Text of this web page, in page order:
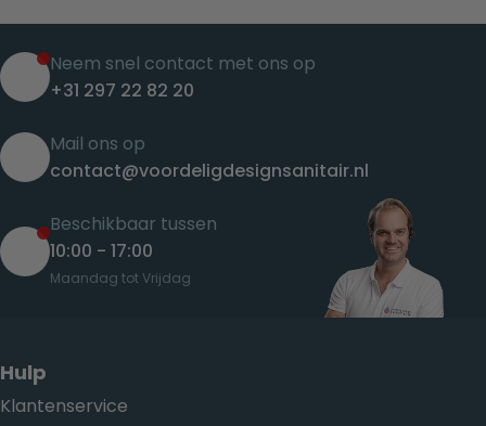
Neem snel contact met ons op
+31 297 22 82 20
Mail ons op
contact@voordeligdesignsanitair.nl
Beschikbaar tussen
10:00 - 17:00
Maandag tot Vrijdag
Hulp
Klantenservice